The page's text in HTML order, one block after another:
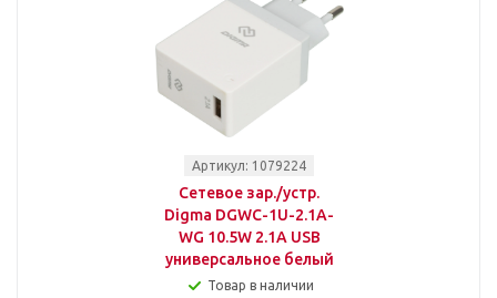
Артикул: 1079224
Сетевое зар./устр.
Digma DGWC-1U-2.1A-
WG 10.5W 2.1A USB
универсальное белый
Товар в наличии